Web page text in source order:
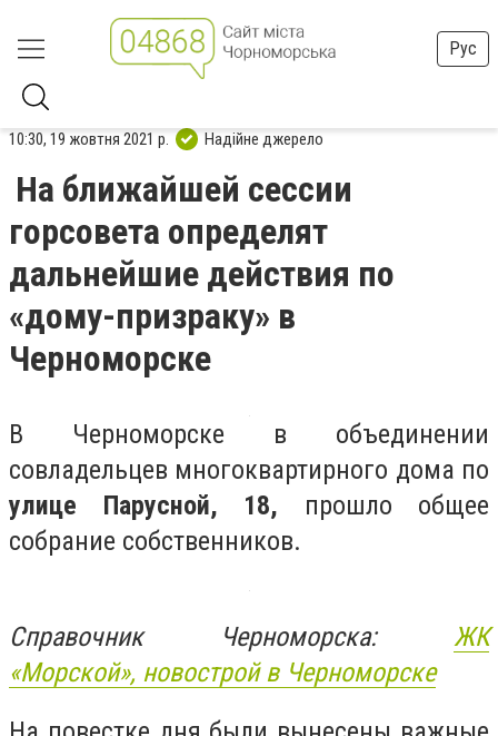
Рус
10:30, 19 жовтня 2021 р. Надійне джерело
На ближайшей сессии
горсовета определят
дальнейшие действия по
«дому-призраку» в
Черноморске
В Черноморске в объединении
совладельцев многоквартирного дома по
улице Парусной, 18, прошло общее
собрание собственников.
Справочник Черноморска: ЖК
«Морской», новострой в Черноморске